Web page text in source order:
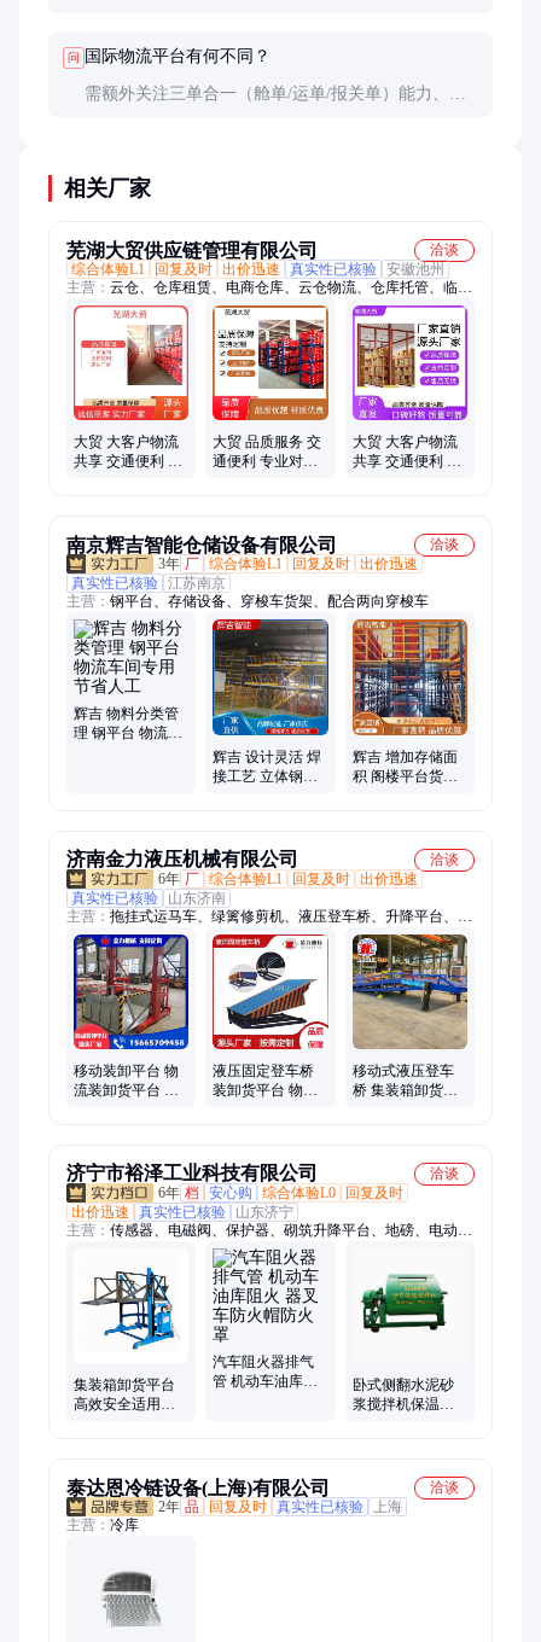
问 国际物流平台有何不同？
需额外关注三单合一（舱单/运单/报关单）能力、多
相关厂家
芜湖大贸供应链管理有限公司
洽谈
综合体验L1
回复及时 出价迅速 真实性已核验 安徽池州
主营： 云仓、仓库租赁、电商仓库、云仓物流、仓库托管、临时
仓库
大贸 大客户物流
共享 交通便利 一
大贸 品质服务 交
通便利 专业对接
大贸 大客户物流
共享 交通便利 一
南京辉吉智能仓储设备有限公司
洽谈
3年 厂 综合体验L1 回复及时 出价迅速
真实性已核验 江苏南京
主营： 钢平台、存储设备、穿梭车货架、配合两向穿梭车
辉吉 物料分类管
理 钢平台 物流车
辉吉 设计灵活 焊
接工艺 立体钢平
辉吉 增加存储面
积 阁楼平台货架
济南金力液压机械有限公司
洽谈
6年 厂 综合体验L1 回复及时 出价迅速
真实性已核验
山东济南
主营： 拖挂式运马车、绿篱修剪机、液压登车桥、升降平台、剪
叉式升降平台、固定升降平台、剪叉升降平台、液压升降平台、
大吨位升降平台、大型升降平台、装卸货平台、大载荷升降平
台、自行式升降平台、升降货梯、升降机、运马车、绿篱修剪
车、果园采摘机、液压升降机、自行式升降机、固定式升降机、
大型升降机、液压系统、固定登车桥、移动登车桥
移动装卸平台 物
流装卸货平台 卸
液压固定登车桥
装卸货平台 物流
移动式液压登车
桥 集装箱卸货平
济宁市裕泽工业科技有限公司
洽谈
6年 档 安心购 综合体验L0
回复及时
出价迅速
真实性已核验
山东济宁
主营： 传感器、电磁阀、保护器、砌筑升降平台、地磅、电动脚
手架、装载机电子秤、机械抓手、光伏板升降机、内撑吊具、混
凝土振动棒、打标机、研磨机、裁切机、平移门电机、超市防盗
门、磨片磨头、滑移机、消防机器人、农业打药机、履带底盘、
消防器材
集装箱卸货平台
高效安全适用于
汽车阻火器排气
管 机动车油库阻
卧式侧翻水泥砂
浆搅拌机保温材
泰达恩冷链设备(上海)有限公司
洽谈
2年 品 回复及时 真实性已核验
上海
主营： 冷库